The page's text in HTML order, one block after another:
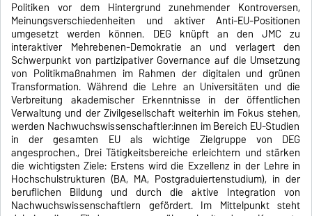
Politiken vor dem Hintergrund zunehmender Kontroversen,
Meinungsverschiedenheiten und aktiver Anti-EU-Positionen
umgesetzt werden können. DEG knüpft an den JMC zu
interaktiver Mehrebenen-Demokratie an und verlagert den
Schwerpunkt von partizipativer Governance auf die Umsetzung
von Politikmaßnahmen im Rahmen der digitalen und grünen
Transformation. Während die Lehre an Universitäten und die
Verbreitung akademischer Erkenntnisse in der öffentlichen
Verwaltung und der Zivilgesellschaft weiterhin im Fokus stehen,
werden Nachwuchswissenschaftler:innen im Bereich EU-Studien
in der gesamten EU als wichtige Zielgruppe von DEG
angesprochen., Drei Tätigkeitsbereiche erleichtern und stärken
die wichtigsten Ziele: Erstens wird die Exzellenz in der Lehre in
Hochschulstrukturen (BA, MA, Postgraduiertenstudium), in der
beruflichen Bildung und durch die aktive Integration von
Nachwuchswissenschaftlern gefördert. Im Mittelpunkt steht